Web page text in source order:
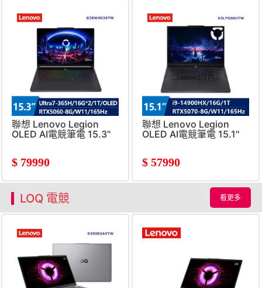
聯想 Lenovo Legion
OLED AI電競筆電 15.3"
8G/W11)
$ 79990
聯想 Lenovo Legion
OLED AI電競筆電 15.1"
8G/W11)
$ 57990
LOQ 電競 看更多